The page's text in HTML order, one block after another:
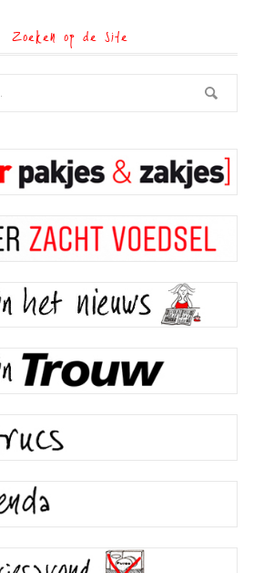
Zoeken op de site